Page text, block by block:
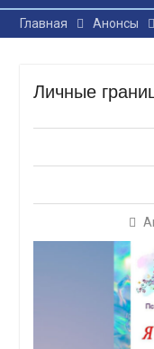
Главная Анонсы
Личные